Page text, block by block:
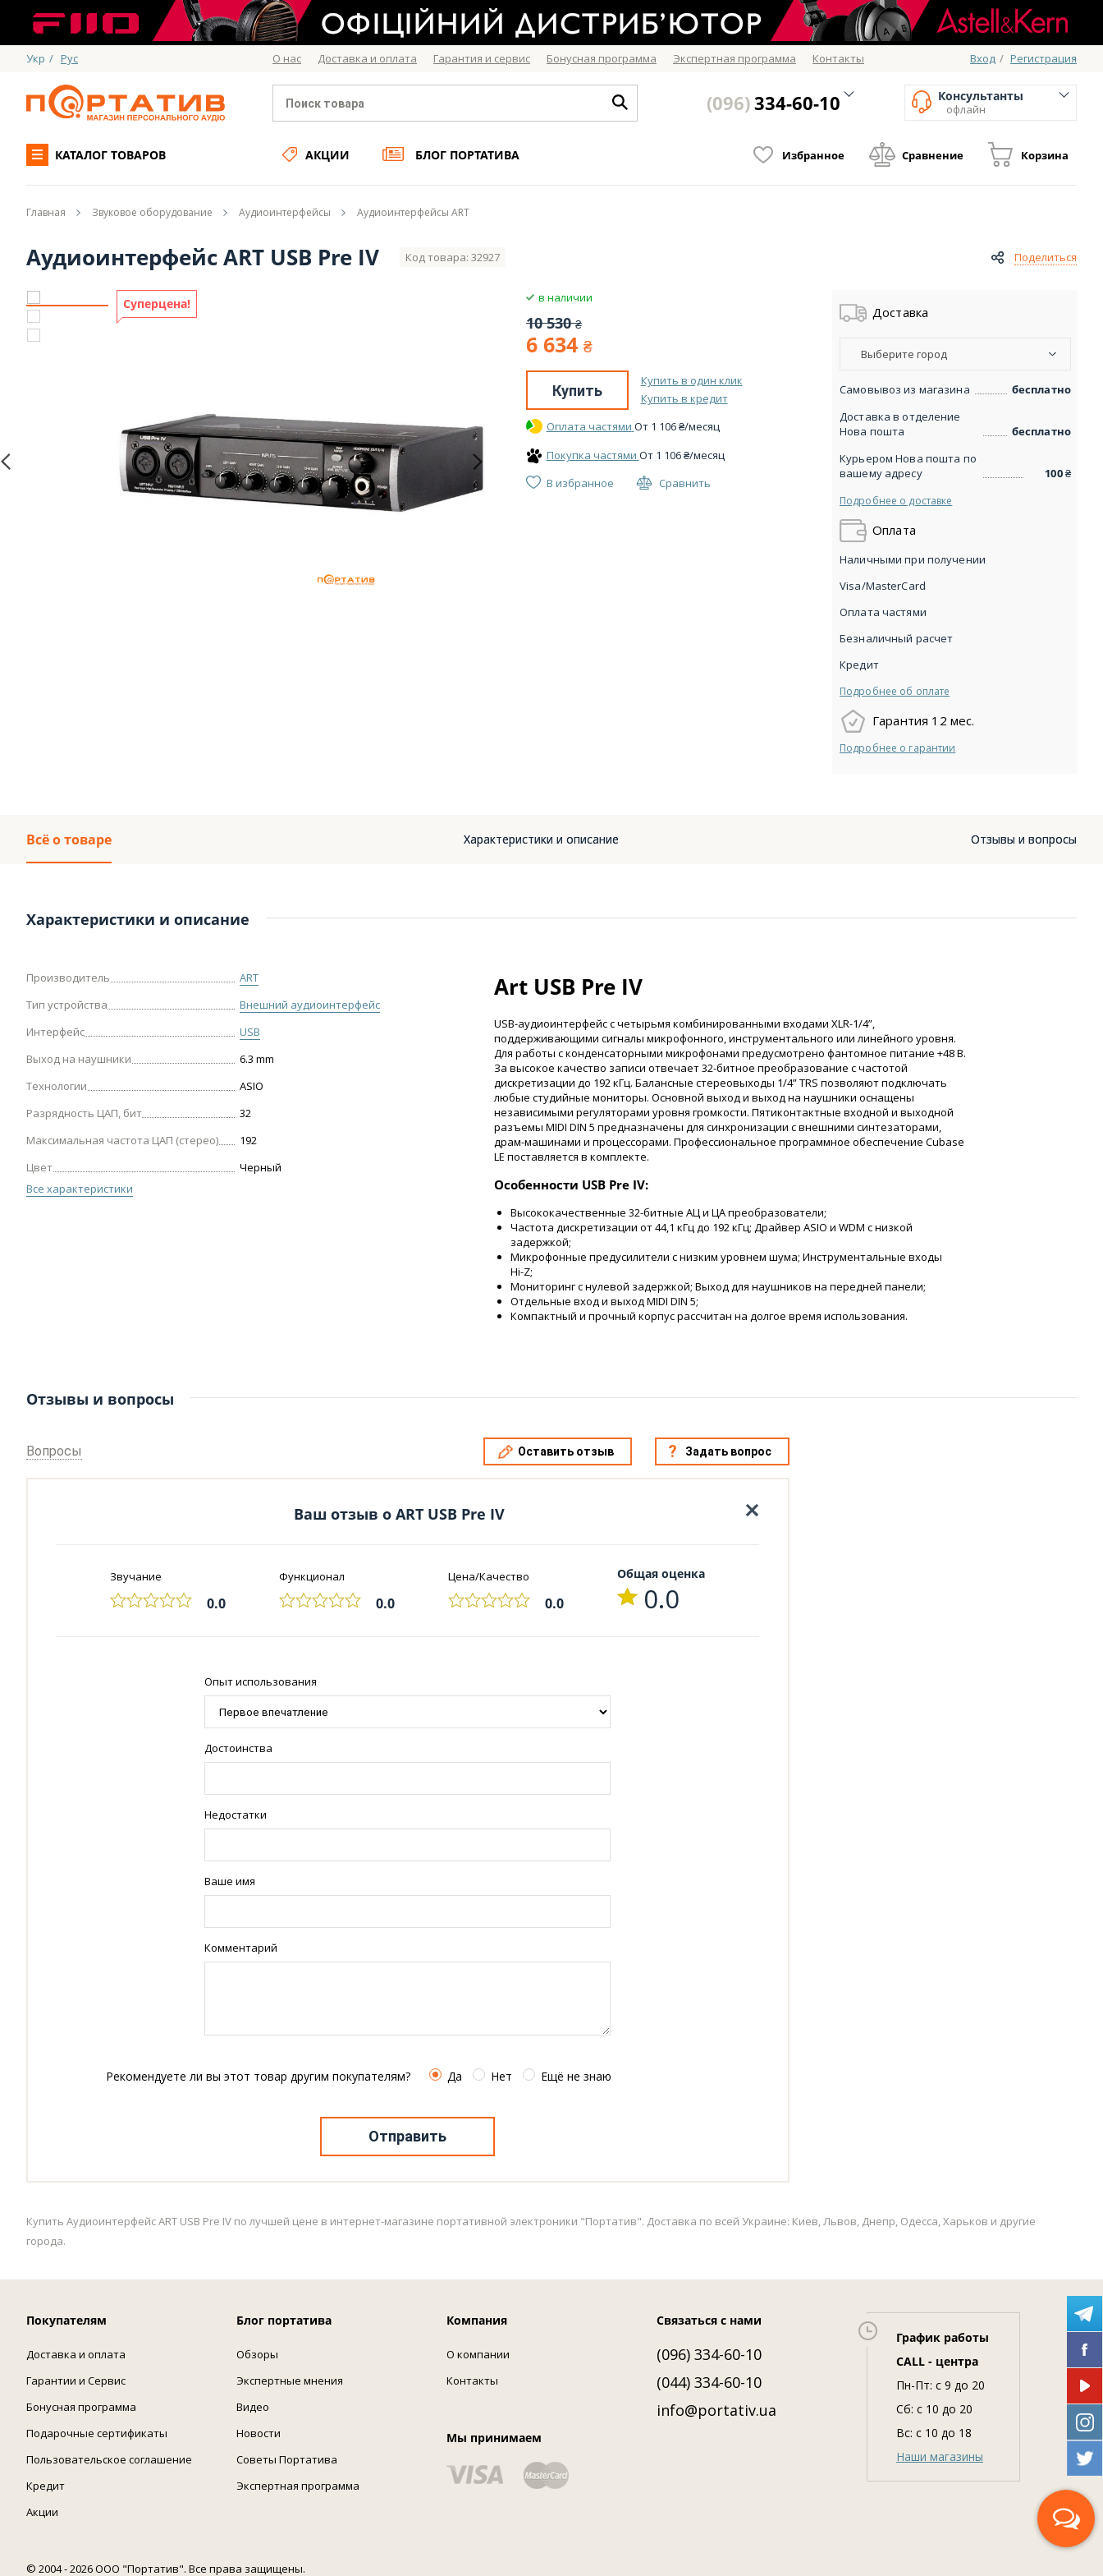
Укр / Рус О нас Доставка и оплата Гарантия и сервис Бонусная программа Экспертная программа Контакты Вход / Регистрация
(096)334-60-10 Консультанты
офлайн
КАТАЛОГ ТОВАРОВ АКЦИИ БЛОГ ПОРТАТИВА Избранное Сравнение Корзина
Главная Звуковое оборудование Аудиоинтерфейсы Аудиоинтерфейсы ART
Аудиоинтерфейс ART USB Pre IV Код товара: 32927 Поделиться
Суперцена! в наличии
10 530 ₴
6 634 ₴
Купить
Купить в один клик
Купить в кредит
Оплата частями От 1 106₴/месяц
Покупка частями От 1 106₴/месяц
В избранное
Сравнить
Доставка
Выберите город
Самовывоз из магазина
бесплатно
Доставка в отделение
Нова пошта
бесплатно
Курьером Нова пошта по
вашему адресу
100₴
Подробнее о доставке
Оплата
Visa/MasterCard
Наличными при получении
Безналичный расчет
Кредит
Оплата частями
Подробнее об оплате
Гарантия 12 мес.
Подробнее о гарантии
Всё о товаре Характеристики и описание Отзывы и вопросы
Характеристики и описание
Производитель
ART
Тип устройства
Внешний аудиоинтерфейс
Интерфейс
USB
Выход на наушники
6.3 mm
Технологии
ASIO
Разрядность ЦАП, бит
32
Максимальная частота ЦАП (стерео)
192
Цвет
Черный
Все характеристики
Art USB Pre IV
USB-аудиоинтерфейс с четырьмя комбинированными входами XLR-1/4”,
поддерживающими сигналы микрофонного, инструментального или линейного уровня.
Для работы с конденсаторными микрофонами предусмотрено фантомное питание +48 В.
За высокое качество записи отвечает 32-битное преобразование с частотой
дискретизации до 192 кГц. Балансные стереовыходы 1/4” TRS позволяют подключать
любые студийные мониторы. Основной выход и выход на наушники оснащены
независимыми регуляторами уровня громкости. Пятиконтактные входной и выходной
разъемы MIDI DIN 5 предназначены для синхронизации с внешними синтезаторами,
драм-машинами и процессорами. Профессиональное программное обеспечение Cubase
LE поставляется в комплекте.
Особенности USB Pre IV:
Высококачественные 32-битные АЦ и ЦА преобразователи;
Частота дискретизации от 44,1 кГц до 192 кГц; Драйвер ASIO и WDM с низкой
задержкой;
Микрофонные предусилители с низким уровнем шума; Инструментальные входы
Hi-Z;
Мониторинг с нулевой задержкой; Выход для наушников на передней панели;
Отдельные вход и выход MIDI DIN 5;
Компактный и прочный корпус рассчитан на долгое время использования.
Отзывы и вопросы
Вопросы Оставить отзыв Задать вопрос
Ваш отзыв о ART USB Pre IV
Звучание
0.0
Функционал
0.0
Цена/Качество
0.0
Общая оценка
0.0
Опыт использования
Достоинства
Недостатки
Ваше имя
Комментарий
Рекомендуете ли вы этот товар другим покупателям? Да Нет Ещё не знаю
Отправить
Купить Аудиоинтерфейс ART USB Pre IV по лучшей цене в интернет-магазине портативной электроники "Портатив". Доставка по всей Украине: Киев, Львов, Днепр, Одесса, Харьков и другие
города.
Покупателям
Доставка и оплата
Гарантии и Сервис
Бонусная программа
Подарочные сертификаты
Пользовательское соглашение
Кредит
Акции
Блог портатива
Обзоры
Экспертные мнения
Видео
Новости
Советы Портатива
Экспертная программа
Компания
О компании
Контакты
Мы принимаем
Связаться с нами
(096) 334-60-10
(044) 334-60-10
info@portativ.ua
График работы
CALL - центра
Пн-Пт: c 9 до 20
Сб: с 10 до 20
Вс: с 10 до 18
Наши магазины
© 2004 - 2026 ООО "Портатив". Все права защищены.